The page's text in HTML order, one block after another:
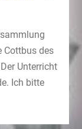
Cottbus des
Unterricht
Ich bitte